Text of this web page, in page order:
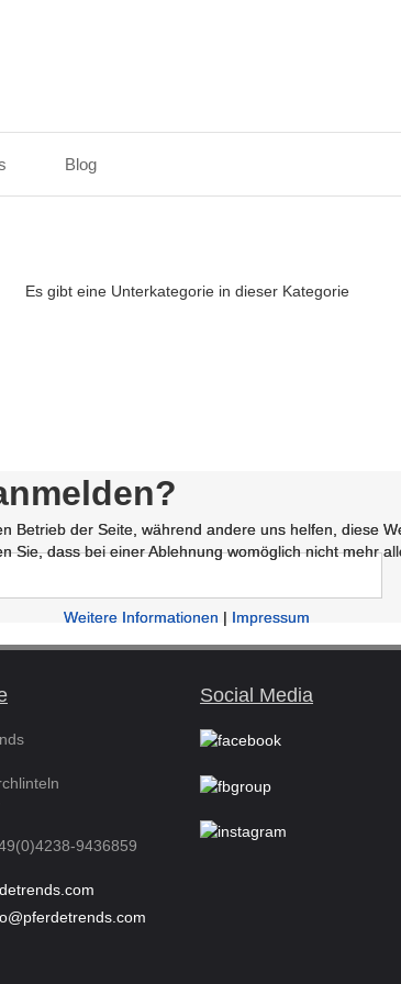
Blog
Es gibt eine Unterkategorie in dieser Kategorie
9436859
Social Media
Betrieb der Seite, während andere uns helfen, diese
dass bei einer Ablehnung womöglich nicht mehr
Weitere Informationen | Impressum
Betrieb der Seite, während andere uns helfen, diese
dass bei einer Ablehnung womöglich nicht mehr
Weitere Informationen | Impressum